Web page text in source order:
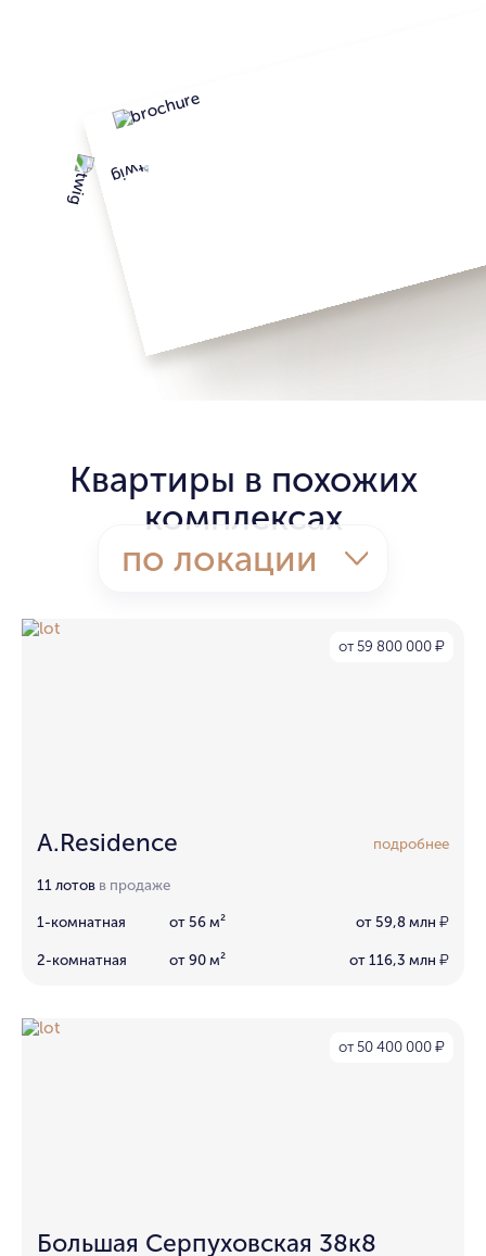
Квартиры в похожих
комплексах
по локации
от 59 800 000 ₽
A.Residence подробнее
11 лотов в продаже
1-комнатная от 56 м² от 59,8 млн ₽
2-комнатная от 90 м² от 116,3 млн ₽
от 50 400 000 ₽
Большая Серпуховская 38к8